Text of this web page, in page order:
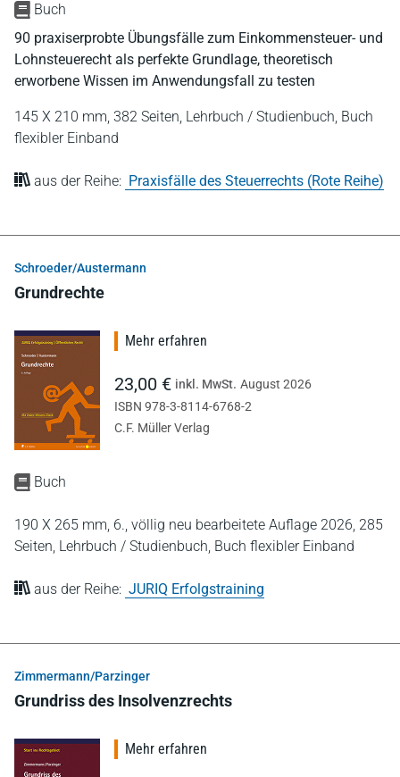
Buch
90 praxiserprobte Übungsfälle zum Einkommensteuer- und
Lohnsteuerecht als perfekte Grundlage, theoretisch
erworbene Wissen im Anwendungsfall zu testen
145 X 210 mm, 382 Seiten, Lehrbuch / Studienbuch, Buch
flexibler Einband
aus der Reihe: Praxisfälle des Steuerrechts (Rote Reihe)
Schroeder/Austermann
Grundrechte
Buch
190 X 265 mm, 6., völlig neu bearbeitete Auflage 2026, 285
Seiten, Lehrbuch / Studienbuch, Buch flexibler Einband
aus der Reihe: JURIQ Erfolgstraining
Mehr erfahren
23,00 € inkl. MwSt. August 2026
ISBN 978-3-8114-6768-2
C.F. Müller Verlag
Zimmermann/Parzinger
Grundriss des Insolvenzrechts
Mehr erfahren